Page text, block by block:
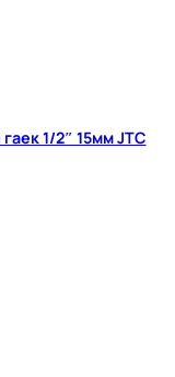
1/2″ 15мм JTC